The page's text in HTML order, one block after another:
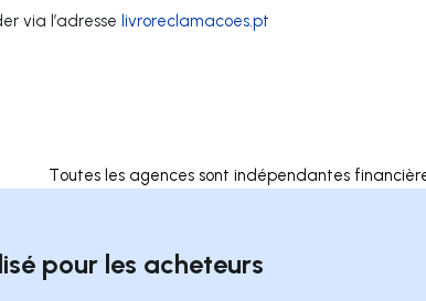
via l’adresse livroreclamacoes.pt
Toutes les agences sont indépendantes
pour les acheteurs